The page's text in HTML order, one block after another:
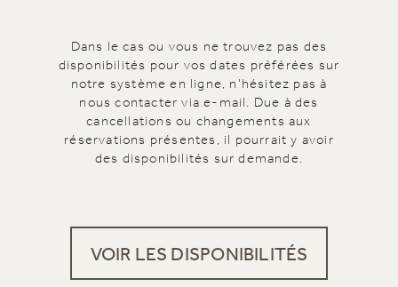
Dans le cas ou vous ne trouvez pas des
disponibilités pour vos dates préférées sur
notre système en ligne, n'hésitez pas à
nous contacter via e-mail. Due à des
cancellations ou changements aux
réservations présentes, il pourrait y avoir
des disponibilités sur demande.
VOIR LES DISPONIBILITÉS